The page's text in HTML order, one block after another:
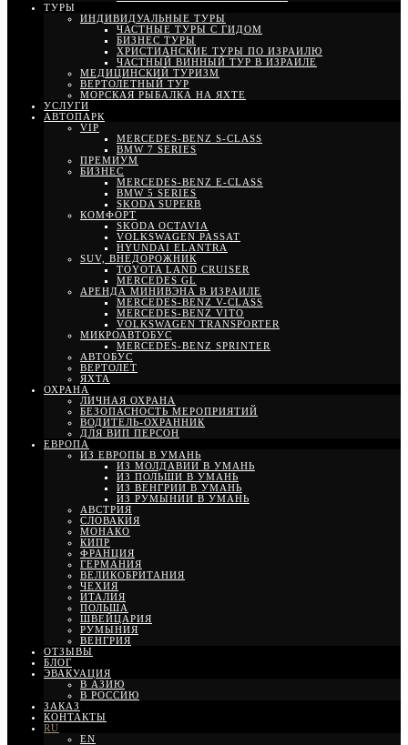
ТУРЫ
ИНДИВИДУАЛЬНЫЕ ТУРЫ
ЧАСТНЫЕ ТУРЫ С ГИДОМ
БИЗНЕС ТУРЫ
ХРИСТИАНСКИЕ ТУРЫ ПО ИЗРАИЛЮ
ЧАСТНЫЙ ВИННЫЙ ТУР В ИЗРАИЛЕ
МЕДИЦИНСКИЙ ТУРИЗМ
ВЕРТОЛЕТНЫЙ ТУР
МОРСКАЯ РЫБАЛКА НА ЯХТЕ
УСЛУГИ
АВТОПАРК
VIP
MERCEDES-BENZ S-CLASS
BMW 7 SERIES
ПРЕМИУМ
БИЗНЕС
MERCEDES-BENZ E-CLASS
BMW 5 SERIES
SKODA SUPERB
КОМФОРТ
SKODA OCTAVIA
VOLKSWAGEN PASSAT
HYUNDAI ELANTRA
SUV, ВНЕДОРОЖНИК
TOYOTA LAND CRUISER
MERCEDES GL
АРЕНДА МИНИВЭНА В ИЗРАИЛЕ
MERCEDES-BENZ V-CLASS
MERCEDES-BENZ VITO
VOLKSWAGEN TRANSPORTER
МИКРОАВТОБУС
MERCEDES-BENZ SPRINTER
АВТОБУС
ВЕРТОЛЕТ
ЯХТА
ОХРАНА
ЛИЧНАЯ ОХРАНА
БЕЗОПАСНОСТЬ МЕРОПРИЯТИЙ
ВОДИТЕЛЬ-ОХРАННИК
ДЛЯ ВИП ПЕРСОН
ЕВРОПА
ИЗ ЕВРОПЫ В УМАНЬ
ИЗ МОЛДАВИИ В УМАНЬ
ИЗ ПОЛЬШИ В УМАНЬ
ИЗ ВЕНГРИИ В УМАНЬ
ИЗ РУМЫНИИ В УМАНЬ
АВСТРИЯ
СЛОВАКИЯ
МОНАКО
КИПР
ФРАНЦИЯ
ГЕРМАНИЯ
ВЕЛИКОБРИТАНИЯ
ЧЕХИЯ
ИТАЛИЯ
ПОЛЬША
ШВЕЙЦАРИЯ
РУМЫНИЯ
ВЕНГРИЯ
ОТЗЫВЫ
БЛОГ
ЭВАКУАЦИЯ
В АЗИЮ
В РОССИЮ
ЗАКАЗ
КОНТАКТЫ
RU
EN